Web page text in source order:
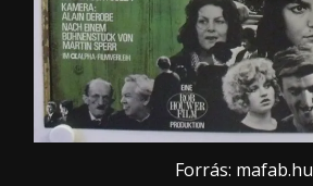
Forrás: mafab.hu